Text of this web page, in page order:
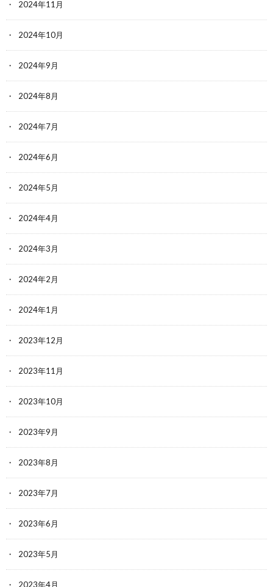
2024年11月
2024年10月
2024年9月
2024年8月
2024年7月
2024年6月
2024年5月
2024年4月
2024年3月
2024年2月
2024年1月
2023年12月
2023年11月
2023年10月
2023年9月
2023年8月
2023年7月
2023年6月
2023年5月
2023年4月